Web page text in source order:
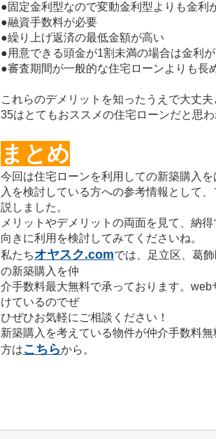
●固定金利型なので変動金利型よりも金利
●融資手数料が必要
●繰り上げ返済の最低金額が高い
●用意できる頭金が1割未満の場合は金利
●審査期間が一般的な住宅ローンよりも長
これらのデメリットを知ったうえで大丈
35はとてもおススメの住宅ローンだと思わ
まとめ
今回は住宅ローンを利用しての新築購入
入を検討している方への参考情報として
説しました。
メリットやデメリットの両面を見て、納
向きに利用を検討してみてくださいね。
私たちオヤスク.comでは、足立区、葛
の新築購入を仲
介手数料最大無料で承っております。
けているのでぜ
ひぜひお気軽にご相談ください！
新築購入を考えている物件が仲介手数料
方はこちらから。